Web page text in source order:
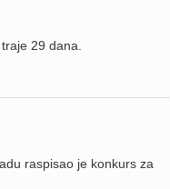
29 dana.
raspisao je konkurs za